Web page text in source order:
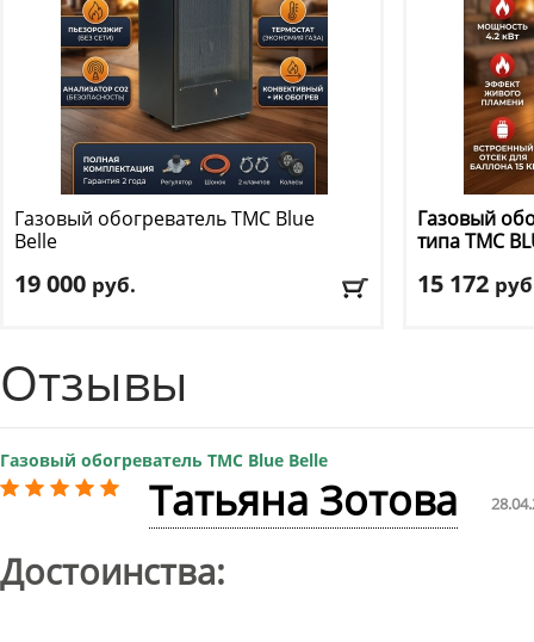
Газовый обогреватель TMC Blue
Belle
19 000 руб.
Высота: 78 см
Газовый
типа TMC
15 172
Отзывы
Газовый обогреватель TMC Blue Belle
Татьяна Зотова
Достоинства: